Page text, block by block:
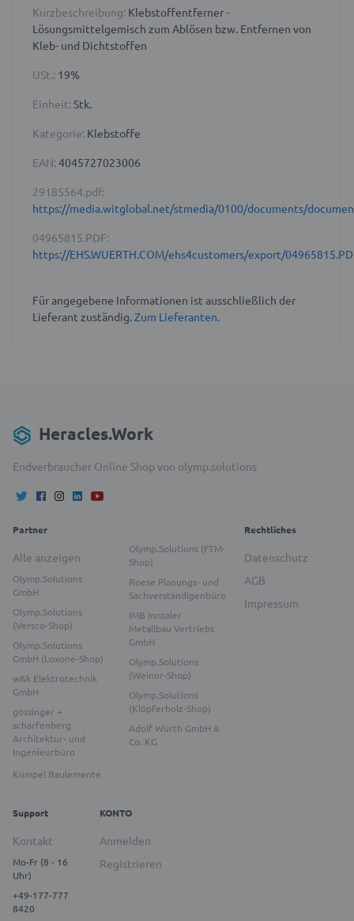
Kurzbeschreibung: Klebstoffentferner -
Lösungsmittelgemisch zum Ablösen bzw. Entfernen von
Kleb- und Dichtstoffen
USt.: 19%
Einheit: Stk.
Kategorie: Klebstoffe
EAN: 4045727023006
29185564.pdf:
https://media.witglobal.net/stmedia/0100/documents/
04965815.PDF:
https://EHS.WUERTH.COM/ehs4customers/export/
Für angegebene Informationen ist ausschließlich der
Lieferant zuständig.Zum Lieferanten.
Heracles.Work
Endverbraucher Online Shop von olymp.solutions
Partner
Alle anzeigen
Olymp.Solutions
GmbH
Olymp.Solutions
(Versco-Shop)
Olymp.Solutions
GmbH (Loxone-Shop)
w&k Elektrotechnik
GmbH
gössinger +
scharfenberg
Architektur- und
Ingenieurbüro
Kümpel Baulemente
Olymp.Solutions (FTM-
Shop)
Roese Planungs- und
Sachverständigenbüro
IMB Inntaler
Metallbau Vertriebs
GmbH
Olymp.Solutions
(Weinor-Shop)
Olymp.Solutions
(Klöpferholz-Shop)
Adolf Würth GmbH &
Co. KG
Rechtliches
Datenschutz
AGB
Impressum
Support
Kontakt
Mo-Fr (8 - 16
Uhr)
+49-177-777
8420
KONTO
Anmelden
Registrieren